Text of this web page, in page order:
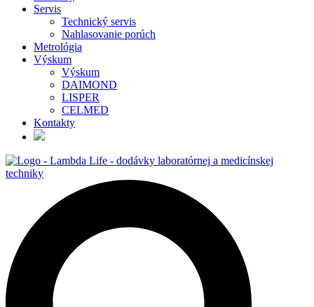
Servis
Technický servis
Nahlasovanie porúch
Metrológia
Výskum
Výskum
DAIMOND
LISPER
CELMED
Kontakty